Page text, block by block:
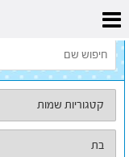
דף הבית